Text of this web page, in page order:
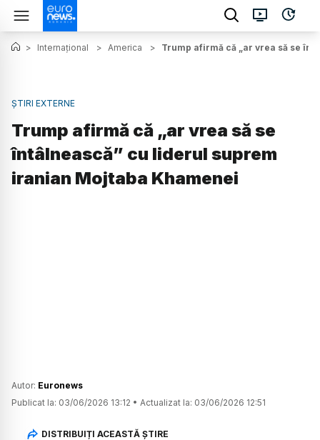
> Internațional > America > Trump afirmă că „ar vrea să se
ȘTIRI EXTERNE
Trump afirmă că „ar vrea să se
întâlnească” cu liderul suprem
iranian Mojtaba Khamenei
Autor: Euronews
Publicat la: 03/06/2026 13:12 • Actualizat la: 03/06/2026 12:51
DISTRIBUIȚI ACEASTĂ ȘTIRE